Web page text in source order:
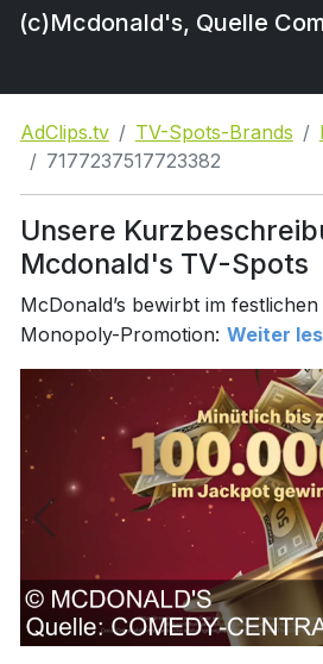
(c)Mcdonald's, Quelle
AdClips.tv TV-Spots-Brands
7177237517723382
Unsere
Mcdonald's TV-Spots
McDonald’s bewirbt im
Monopoly-Promotion: Weiter